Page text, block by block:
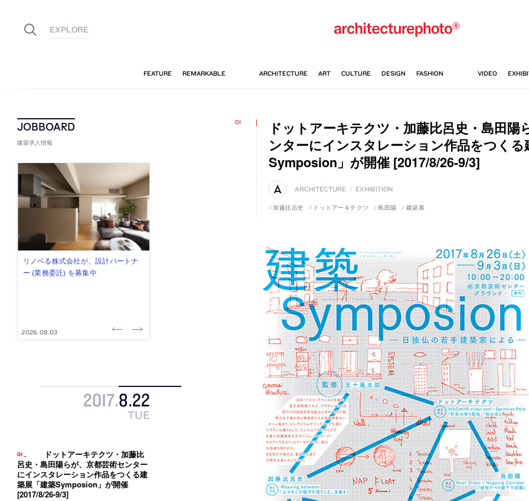
建築求人情報
佐々木慧が主宰する「axonometric株
式会社」が、設計スタッフ（経験
2026.08.07
古民家を軸に全国で“価値循環の仕組
み”を作り、リモートワーク主体の働
2026.08.03
リノベる株式会社が、設計パートナ
ー (業務委託) を募集中
2026.08.03
社会への影響力のある建築を手掛
け、スタッフ同士で助け合う環境づ
2026.07.31
代官山を拠点に活動する「梅澤竜也 /
ALA INC.」が、設計スタッフ・アル
2026.07.30
2017.8.22
TUE
ドットアーキテクツ・加藤比
呂史・島田陽らが、京都芸術センター
にインスタレーション作品をつくる建
築展「建築Symposion」が開催
[2017/8/26-9/3]
ドットアーキテクツ・加藤比呂史・島田陽
ンターにインスタレーション作品をつくる
Symposion」が開催 [2017/8/26-9/3]
ARCHITECTURE EXHIBITION
加藤比呂史 ドットアーキテクツ 島田陽 建築展